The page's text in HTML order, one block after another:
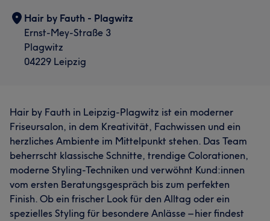
Hair by Fauth - Plagwitz
Ernst-Mey-Straße 3
Plagwitz
04229 Leipzig
Hair by Fauth in Leipzig-Plagwitz ist ein moderner
Friseursalon, in dem Kreativität, Fachwissen und ein
herzliches Ambiente im Mittelpunkt stehen. Das Team
beherrscht klassische Schnitte, trendige Colorationen,
moderne Styling-Techniken und verwöhnt Kund:innen
vom ersten Beratungsgespräch bis zum perfekten
Finish. Ob ein frischer Look für den Alltag oder ein
spezielles Styling für besondere Anlässe – hier findest